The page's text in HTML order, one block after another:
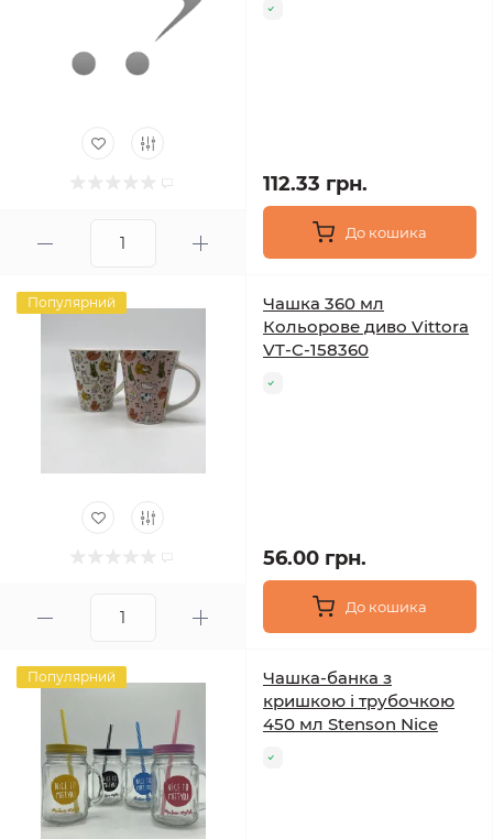
112.33 грн.
До кошика
Популярний
Чашка 360 мл
Кольорове диво Vittora
VT-C-158360
56.00 грн.
До кошика
Популярний
Чашка-банка з
кришкою і трубочкою
450 мл Stenson Nice